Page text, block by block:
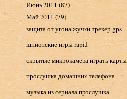
Июнь 2011 (87)
Май 2011 (79)
защита от угона жучки трекер gps
шпионские игры rapid
скрытые микрокамера играть карты
прослушка домашних телефона
музыка из сериала прослушка